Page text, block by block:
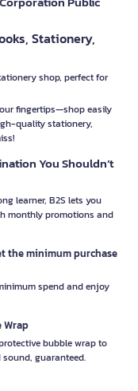
Stationery,
shop, perfect for
fingertips—shop easily
quality stationery,
You Shouldn’t
learner, B2S lets you
monthly promotions and
the minimum purchase
spend and enjoy
Wrap
bubble wrap to
guaranteed.